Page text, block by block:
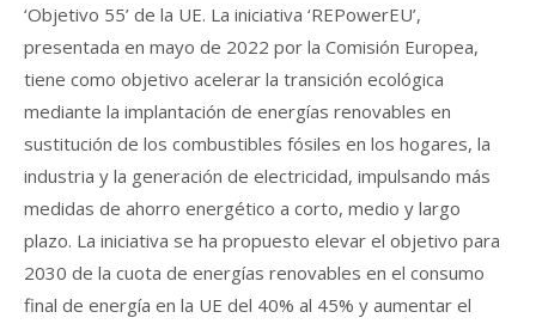
‘Objetivo 55’ de la UE. La iniciativa ‘REPowerEU’,
presentada en mayo de 2022 por la Comisión Europea,
tiene como objetivo acelerar la transición ecológica
mediante la implantación de energías renovables en
sustitución de los combustibles fósiles en los hogares, la
industria y la generación de electricidad, impulsando más
medidas de ahorro energético a corto, medio y largo
plazo. La iniciativa se ha propuesto elevar el objetivo para
2030 de la cuota de energías renovables en el consumo
final de energía en la UE del 40% al 45% y aumentar el